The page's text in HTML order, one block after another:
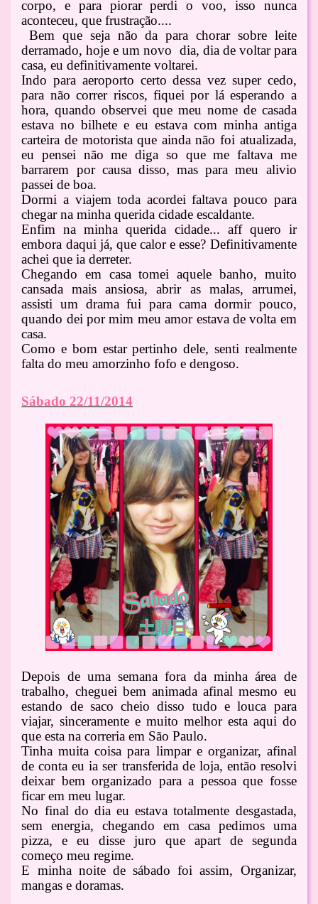
corpo, e para piorar perdi o voo, isso nunca
aconteceu, que frustração....
Bem que seja não da para chorar sobre leite
derramado, hoje e um novo dia, dia de voltar para
casa, eu definitivamente voltarei.
Indo para aeroporto certo dessa vez super cedo,
para não correr riscos, fiquei por lá esperando a
hora, quando observei que meu nome de casada
estava no bilhete e eu estava com minha antiga
carteira de motorista que ainda não foi atualizada,
eu pensei não me diga so que me faltava me
barrarem por causa disso, mas para meu alivio
passei de boa.
Dormi a viajem toda acordei faltava pouco para
chegar na minha querida cidade escaldante.
Enfim na minha querida cidade... aff quero ir
embora daqui já, que calor e esse? Definitivamente
achei que ia derreter.
Chegando em casa tomei aquele banho, muito
cansada mais ansiosa, abrir as malas, arrumei,
assisti um drama fui para cama dormir pouco,
quando dei por mim meu amor estava de volta em
casa.
Como e bom estar pertinho dele, senti realmente
falta do meu amorzinho fofo e dengoso.
Sábado 22/11/2014
Depois de uma semana fora da minha área de
trabalho, cheguei bem animada afinal mesmo eu
estando de saco cheio disso tudo e louca para
viajar, sinceramente e muito melhor esta aqui do
que esta na correria em São Paulo.
Tinha muita coisa para limpar e organizar, afinal
de conta eu ia ser transferida de loja, então resolvi
deixar bem organizado para a pessoa que fosse
ficar em meu lugar.
No final do dia eu estava totalmente desgastada,
sem energia, chegando em casa pedimos uma
pizza, e eu disse juro que apart de segunda
começo meu regime.
E minha noite de sábado foi assim, Organizar,
mangas e doramas.